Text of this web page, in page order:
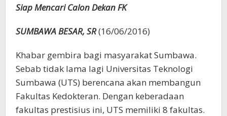
Siap Mencari Calon Dekan FK
SUMBAWA BESAR, SR(16/06/2016)
Khabar gembira bagi masyarakat Sumbawa.
Sebab tidak lama lagi Universitas Teknologi
Sumbawa (UTS) berencana akan membangun
Fakultas Kedokteran. Dengan keberadaan
fakultas prestisius ini, UTS memiliki 8 fakultas.